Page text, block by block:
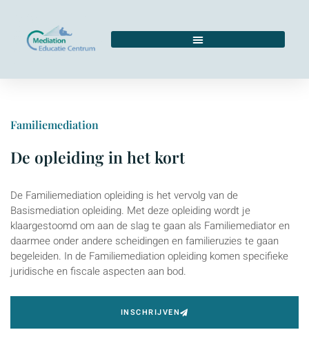
Familiemediation
De opleiding in het kort
De Familiemediation opleiding is het vervolg van de
Basismediation opleiding. Met deze opleiding wordt je
klaargestoomd om aan de slag te gaan als Familiemediator en
daarmee onder andere scheidingen en familieruzies te gaan
begeleiden. In de Familiemediation opleiding komen specifieke
juridische en fiscale aspecten aan bod.
INSCHRIJVEN